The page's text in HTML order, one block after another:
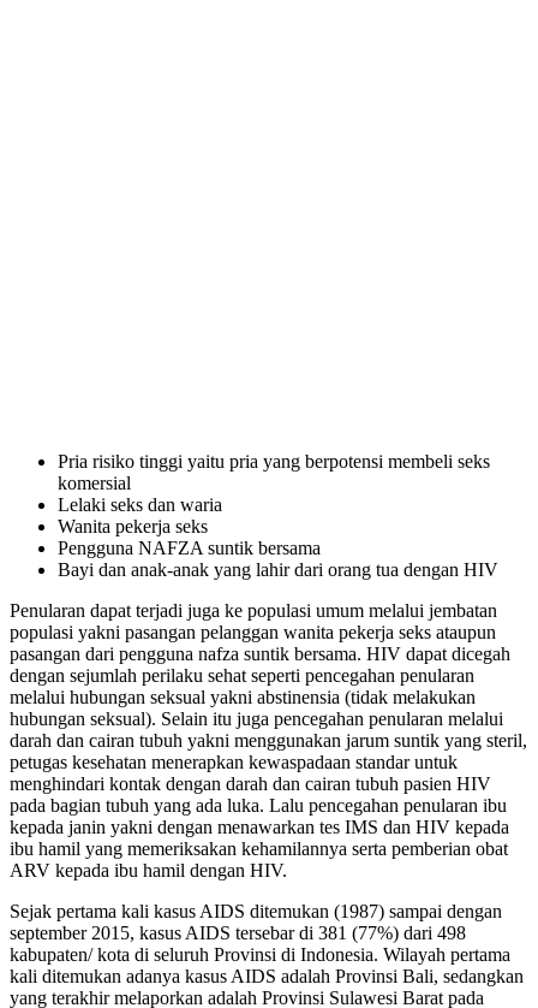
Pria risiko tinggi yaitu pria yang berpotensi membeli seks
komersial
Lelaki seks dan waria
Wanita pekerja seks
Pengguna NAFZA suntik bersama
Bayi dan anak-anak yang lahir dari orang tua dengan HIV
Penularan dapat terjadi juga ke populasi umum melalui jembatan
populasi yakni pasangan pelanggan wanita pekerja seks ataupun
pasangan dari pengguna nafza suntik bersama. HIV dapat dicegah
dengan sejumlah perilaku sehat seperti pencegahan penularan
melalui hubungan seksual yakni abstinensia (tidak melakukan
hubungan seksual). Selain itu juga pencegahan penularan melalui
darah dan cairan tubuh yakni menggunakan jarum suntik yang steril,
petugas kesehatan menerapkan kewaspadaan standar untuk
menghindari kontak dengan darah dan cairan tubuh pasien HIV
pada bagian tubuh yang ada luka. Lalu pencegahan penularan ibu
kepada janin yakni dengan menawarkan tes IMS dan HIV kepada
ibu hamil yang memeriksakan kehamilannya serta pemberian obat
ARV kepada ibu hamil dengan HIV.
Sejak pertama kali kasus AIDS ditemukan (1987) sampai dengan
september 2015, kasus AIDS tersebar di 381 (77%) dari 498
kabupaten/ kota di seluruh Provinsi di Indonesia. Wilayah pertama
kali ditemukan adanya kasus AIDS adalah Provinsi Bali, sedangkan
yang terakhir melaporkan adalah Provinsi Sulawesi Barat pada